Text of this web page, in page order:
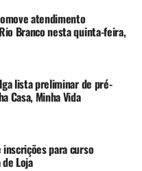
atendimento
Branco nesta quinta-feira,
lista preliminar de pré-
Casa, Minha Vida
inscrições para curso
Loja